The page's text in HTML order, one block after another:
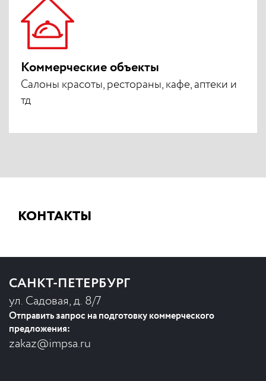
Коммерческие объекты
Салоны красоты, рестораны, кафе, аптеки и
тд
КОНТАКТЫ
САНКТ-ПЕТЕРБУРГ
ул. Садовая, д. 8/7
Отправить запрос на подготовку коммерческого
предложения:
zakaz@impsa.ru